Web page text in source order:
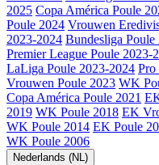
2025 Copa América Poule
Poule 2024 Vrouwen
2023-2024 Bundesliga Poule
Premier League Poule 2023-
LaLiga Poule 2023-2024 Pro
Vrouwen Poule 2023 WK
Copa América Poule 2021
2019 WK Poule 2018 EK
WK Poule 2014 EK Poule
WK Poule 2006
Nederlands (NL)